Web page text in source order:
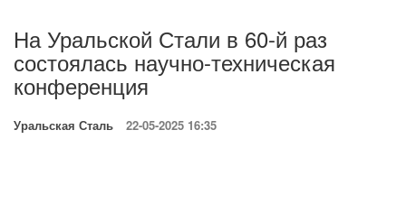
На Уральской Стали в 60-й раз
состоялась научно-техническая
конференция
Уральская Сталь 22-05-2025 16:35